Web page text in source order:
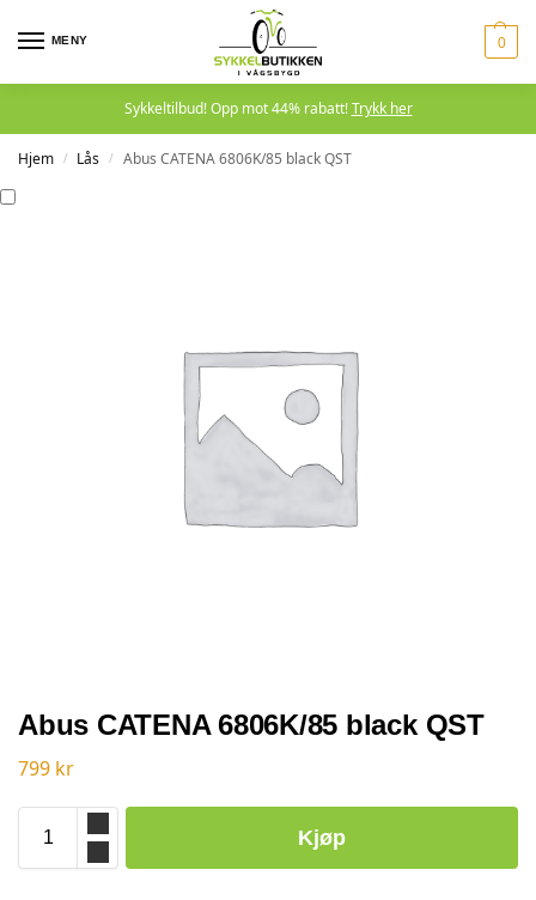
MENY 0
Sykkeltilbud! Opp mot 44% rabatt!Trykk her
Hjem / Lås / Abus CATENA 6806K/85 black QST
Abus CATENA 6806K/85 black QST
799 kr
Kjøp